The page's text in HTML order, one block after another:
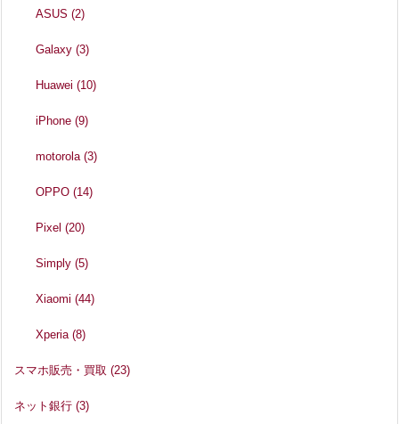
ASUS(2)
Galaxy(3)
Huawei(10)
iPhone(9)
motorola(3)
OPPO(14)
Pixel(20)
Simply(5)
Xiaomi(44)
Xperia(8)
スマホ販売・買取 (23)
ネット銀行 (3)